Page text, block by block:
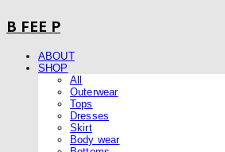
B FEE P
ABOUT
SHOP
All
Outerwear
Tops
Dresses
Skirt
Body wear